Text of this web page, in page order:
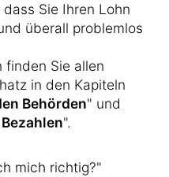
Sie Ihren Lohn
überall problemlos
finden Sie allen
in den Kapiteln
Behörden" und
".
mich richtig?"